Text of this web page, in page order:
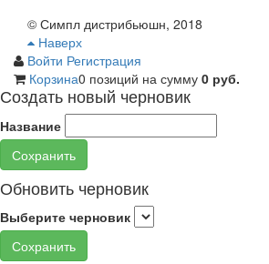
© Симпл дистрибьюшн, 2018
Наверх
Войти Регистрация
Корзина0 позиций на сумму 0 руб.
Создать новый черновик
Название
Сохранить
Обновить черновик
Выберите черновик
Сохранить